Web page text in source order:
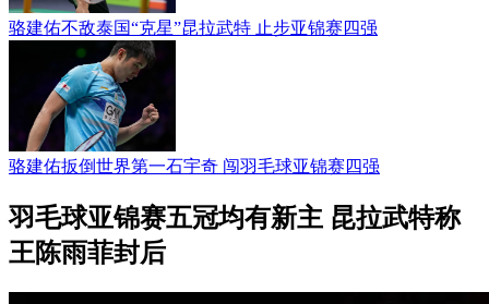
骆建佑不敌泰国“克星”昆拉武特 止步亚锦赛四强
骆建佑扳倒世界第一石宇奇 闯羽毛球亚锦赛四强
羽毛球亚锦赛五冠均有新主 昆拉武特称
王陈雨菲封后